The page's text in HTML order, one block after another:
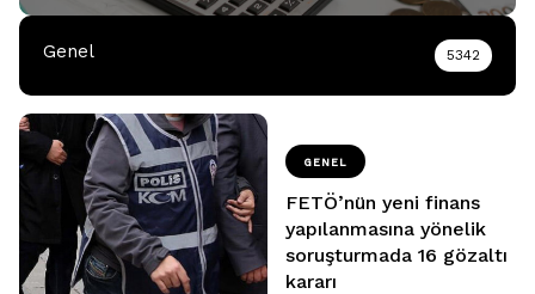
Genel 5342
GENEL
FETÖ’nün yeni finans
yapılanmasına yönelik
soruşturmada 16 gözaltı
kararı